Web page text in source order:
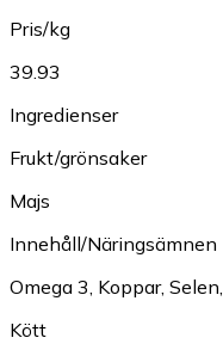
Pris/kg
39.93
Ingredienser
Frukt/grönsaker
Majs
Innehåll/Näringsämnen
Omega 3, Koppar, Selen,
Kött